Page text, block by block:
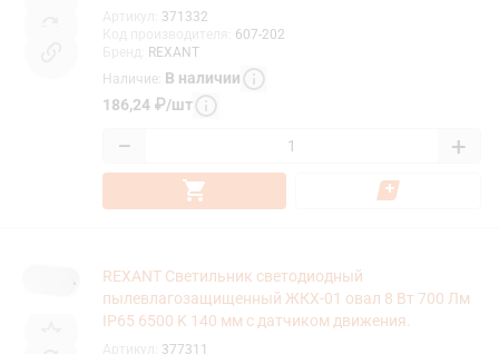
371332
607-202
REXANT
Наличие: В наличии
186,24 ₽/шт
− +
REXANT Светильник светодиодный
пылевлагозащищенный ЖКХ-01 овал 8 Вт 700 Лм
IP65 6500 K 140 мм с датчиком движения.
377311